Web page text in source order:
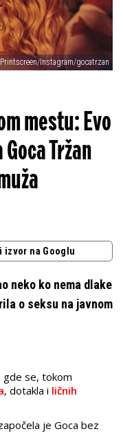
Printscreen/Instagram/gocatrzan
mestu: Evo
Tržan
izvor na Googlu
neko ko nema dlake
o seksu na javnom
gde se, tokom
, dotakla i ličnih
je Goca bez